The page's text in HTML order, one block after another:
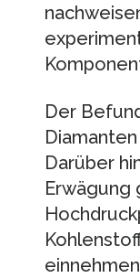
Der
Darüber
Erwägung